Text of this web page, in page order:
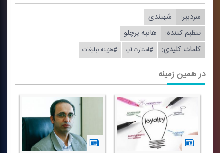
سردبیر:
شهبندی
تنظیم كننده:
هانیه پرچلو
کلمات کلیدی:
#استارت آپ #هزینه تبلیغات
در همین زمینه